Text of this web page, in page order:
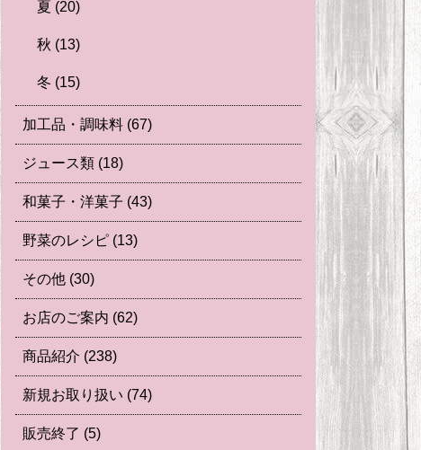
夏 (20)
秋 (13)
冬 (15)
加工品・調味料 (67)
ジュース類 (18)
和菓子・洋菓子 (43)
野菜のレシピ (13)
その他 (30)
お店のご案内 (62)
商品紹介 (238)
新規お取り扱い (74)
販売終了 (5)